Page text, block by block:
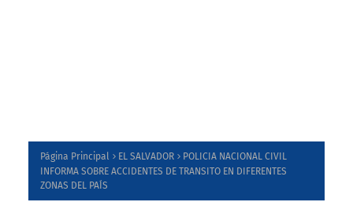
Página Principal EL SALVADOR
POLICIA NACIONAL CIVIL
INFORMA SOBRE ACCIDENTES DE TRANSITO EN DIFERENTES
ZONAS DEL PAÍS